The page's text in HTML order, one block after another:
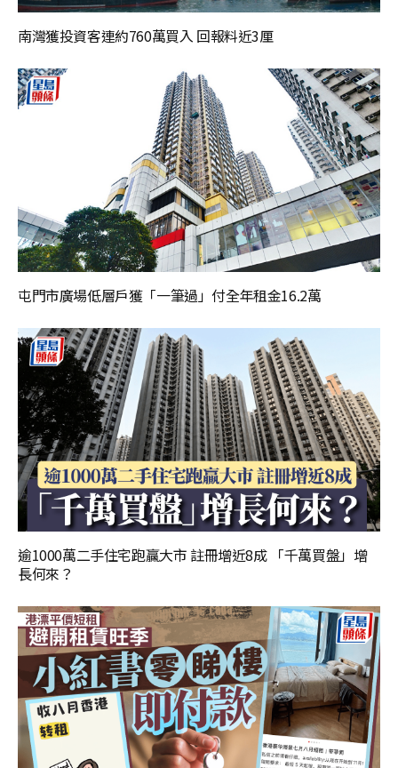
南灣獲投資客連約760萬買入 回報料近3厘
屯門市廣場低層戶獲「一筆過」付全年租金16.2萬
逾1000萬二手住宅跑贏大市 註冊增近8成 「千萬買盤」增
長何來？